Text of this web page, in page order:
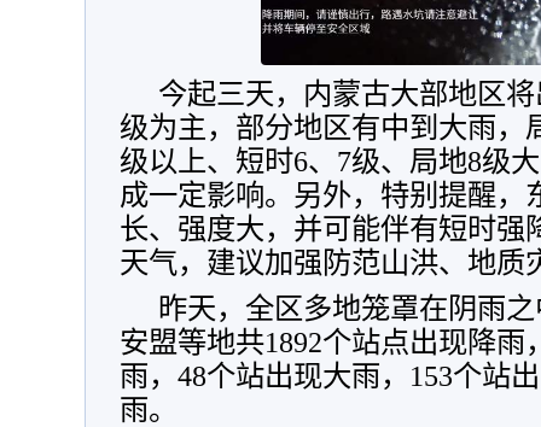
今起三天，内蒙古大部地区
级为主，部分地区有中到大雨，
级以上、短时6、7级、局地8级
成一定影响。另外，特别提醒，
长、强度大，并可能伴有短时强
天气，建议加强防范山洪、地质
昨天，全区多地笼罩在阴雨
安盟等地共1892个站点出现降雨
雨，48个站出现大雨，153个站
雨。